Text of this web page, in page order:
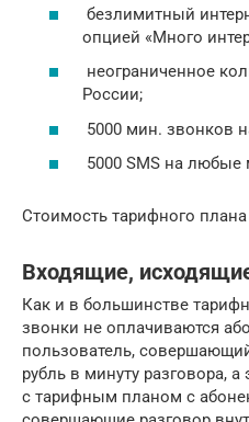
безлимитный
опцией «Много
неограниченное
России;
5000 мин. звонков
5000 SMS на
Стоимость тарифного
Входящие,
Как и в большинстве
звонки не оплачиваются
пользователь,
рубль в минуту разговора,
с тарифным планом с